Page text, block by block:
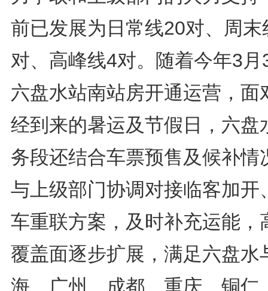
前已发展为日常线20对、周末
对、高峰线4对。随着今年3月
六盘水站南站房开通运营，面
经到来的暑运及节假日，六盘
务段还结合车票预售及候补情
与上级部门协调对接临客加开
车重联方案，及时补充运能，
覆盖面逐步扩展，满足六盘水
海、广州、成都、重庆、铜仁